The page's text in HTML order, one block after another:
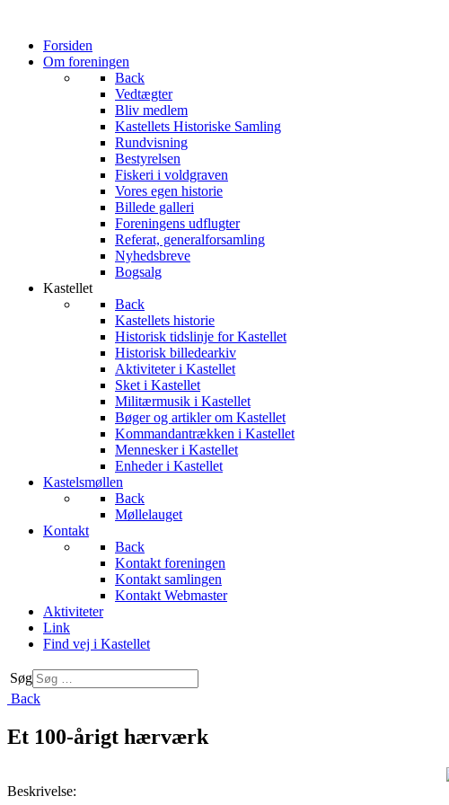
Forsiden
Om foreningen
Back
Vedtægter
Bliv medlem
Kastellets Historiske Samling
Rundvisning
Bestyrelsen
Fiskeri i voldgraven
Vores egen historie
Billede galleri
Foreningens udflugter
Referat, generalforsamling
Nyhedsbreve
Bogsalg
Kastellet
Back
Kastellets historie
Historisk tidslinje for Kastellet
Historisk billedearkiv
Aktiviteter i Kastellet
Sket i Kastellet
Militærmusik i Kastellet
Bøger og artikler om Kastellet
Kommandantrækken i Kastellet
Mennesker i Kastellet
Enheder i Kastellet
Kastelsmøllen
Back
Møllelauget
Kontakt
Back
Kontakt foreningen
Kontakt samlingen
Kontakt Webmaster
Aktiviteter
Link
Find vej i Kastellet
Søg
Back
Et 100-årigt hærværk
Beskrivelse: